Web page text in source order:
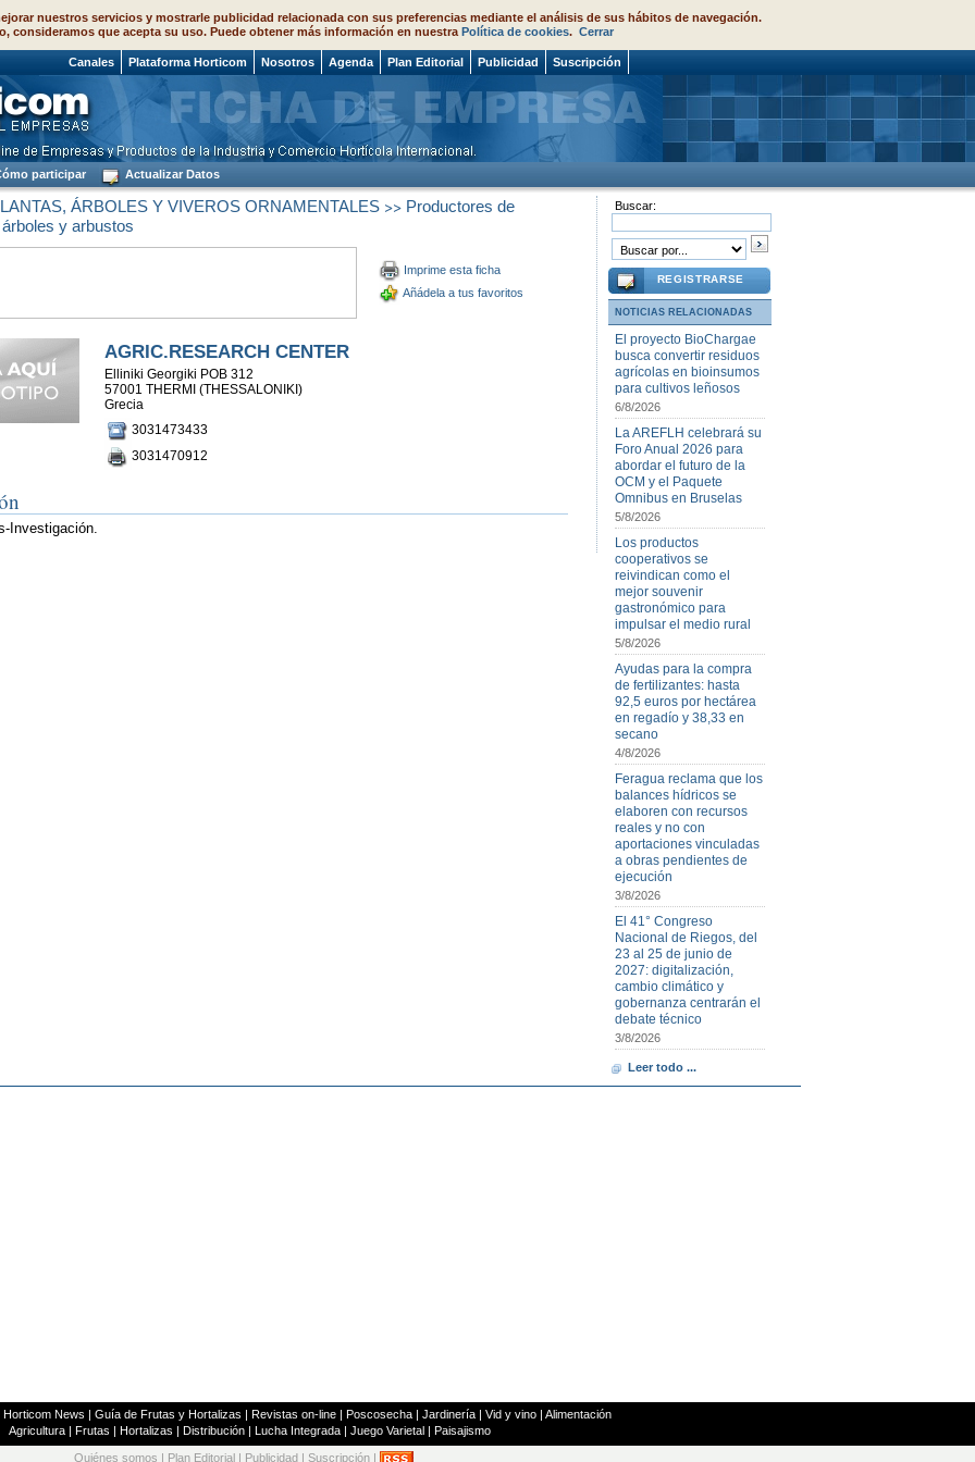
nuestros servicios y mostrarle publicidad relacionada con sus preferencias mediante el análisis de sus hábitos de navegación.
consideramos que acepta su uso. Puede obtener más información en nuestra Política de cookies. Cerrar
Canales Plataforma Horticom Nosotros Agenda Plan Editorial Publicidad Suscripción
participar Actualizar Datos
ÁRBOLES Y VIVEROS ORNAMENTALES>> Productores de
y arbustos
Imprime esta ficha
Añádela a tus favoritos
AGRIC.RESEARCH CENTER
Elliniki Georgiki POB 312
57001 THERMI (THESSALONIKI)
Grecia
3031473433
3031470912
Investigación.
Buscar:
REGISTRARSE
NOTICIAS RELACIONADAS
El proyecto BioChargae
busca convertir residuos
agrícolas en bioinsumos
para cultivos leñosos
6/8/2026
La AREFLH celebrará su
Foro Anual 2026 para
abordar el futuro de la
OCM y el Paquete
Omnibus en Bruselas
5/8/2026
Los productos
cooperativos se
reivindican como el
mejor souvenir
gastronómico para
impulsar el medio rural
5/8/2026
Ayudas para la compra
de fertilizantes: hasta
92,5 euros por hectárea
en regadío y 38,33 en
secano
4/8/2026
Feragua reclama que los
balances hídricos se
elaboren con recursos
reales y no con
aportaciones vinculadas
a obras pendientes de
ejecución
3/8/2026
El 41° Congreso
Nacional de Riegos, del
23 al 25 de junio de
2027: digitalización,
cambio climático y
gobernanza centrarán el
debate técnico
3/8/2026
Leer todo ...
Horticom News | Guía de Frutas y Hortalizas | Revistas on-line| Poscosecha| Jardinería| Vid y vino| Alimentación
Agricultura| Frutas | Hortalizas | Distribución| Lucha Integrada| Juego Varietal| Paisajismo
Quiénes somos Plan Editorial Publicidad Suscripción